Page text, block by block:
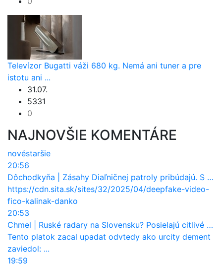
Televízor Bugatti váži 680 kg. Nemá ani tuner a pre
istotu ani ...
31.07.
5331
0
NAJNOVŠIE KOMENTÁRE
novéstaršie
20:56
Dôchodkyňa
Zásahy Diaľničnej patroly pribúdajú. S čím najčastejšie pomáha vodičom?
https://cdn.sita.sk/sites/32/2025/04/deepfake-video-
fico-kalinak-danko
20:53
Chmel
Ruské radary na Slovensku? Posielajú citlivé dáta Moskve?
Tento platok zacal upadat odvtedy ako urcity dement
zaviedol: ...
19:59